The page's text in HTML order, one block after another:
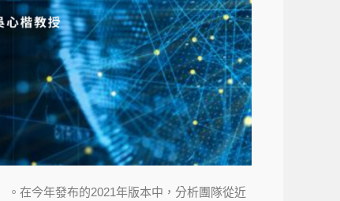
。在今年發布的2021年版本中，分析團隊從近